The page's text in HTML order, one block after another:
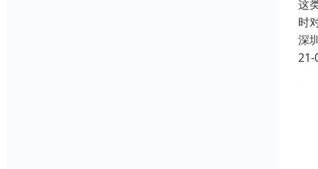
这
时
深
21-